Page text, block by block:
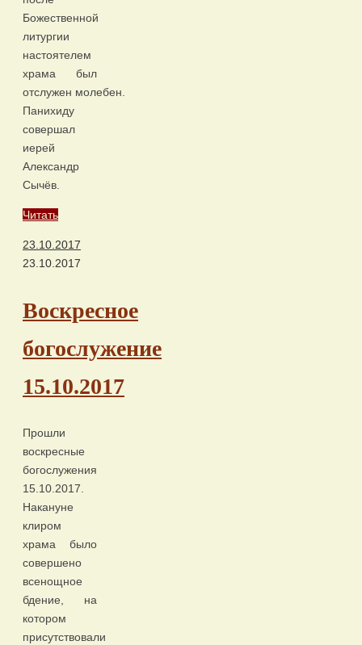
Божественной
литургии
настоятелем
храма был
отслужен молебен.
Панихиду
совершал
иерей
Александр
Сычёв.
Читать
23.10.2017
23.10.2017
Воскресное
богослужение
15.10.2017
Прошли
воскресные
богослужения
15.10.2017.
Накануне
клиром
храма было
совершено
всенощное
бдение, на
котором
присутствовали